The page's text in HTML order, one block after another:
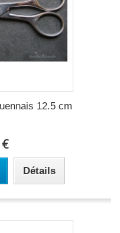
12.5 cm
Détails